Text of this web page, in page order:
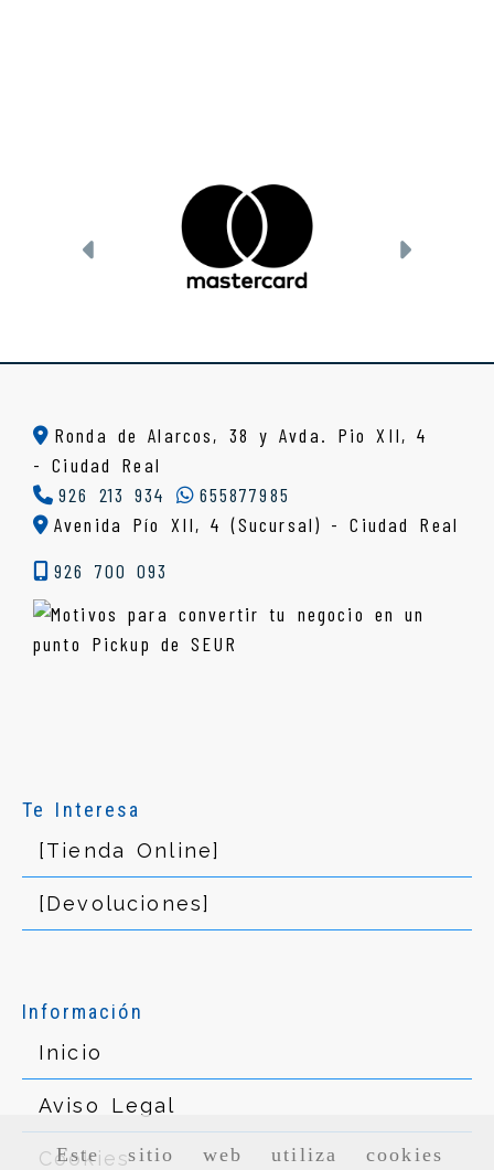
Este sitio web utiliza cookies
Anterior
Ronda de Alarcos, 38 y Avda. Pio XII, 4
-Ciudad Real
926 213 934
655877985
Avenida Pío XII, 4 (Sucursal) - Ciudad Real
926 700 093
Te Interesa
[Tienda Online]
[Devoluciones]
Información
Inicio
Aviso Legal
Cookies